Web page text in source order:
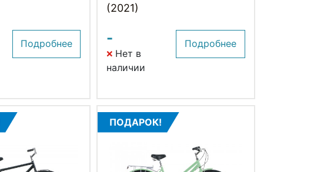
Подробнее
(2021)
-
Нет в
наличии
Подробнее
ПОДАРОК!